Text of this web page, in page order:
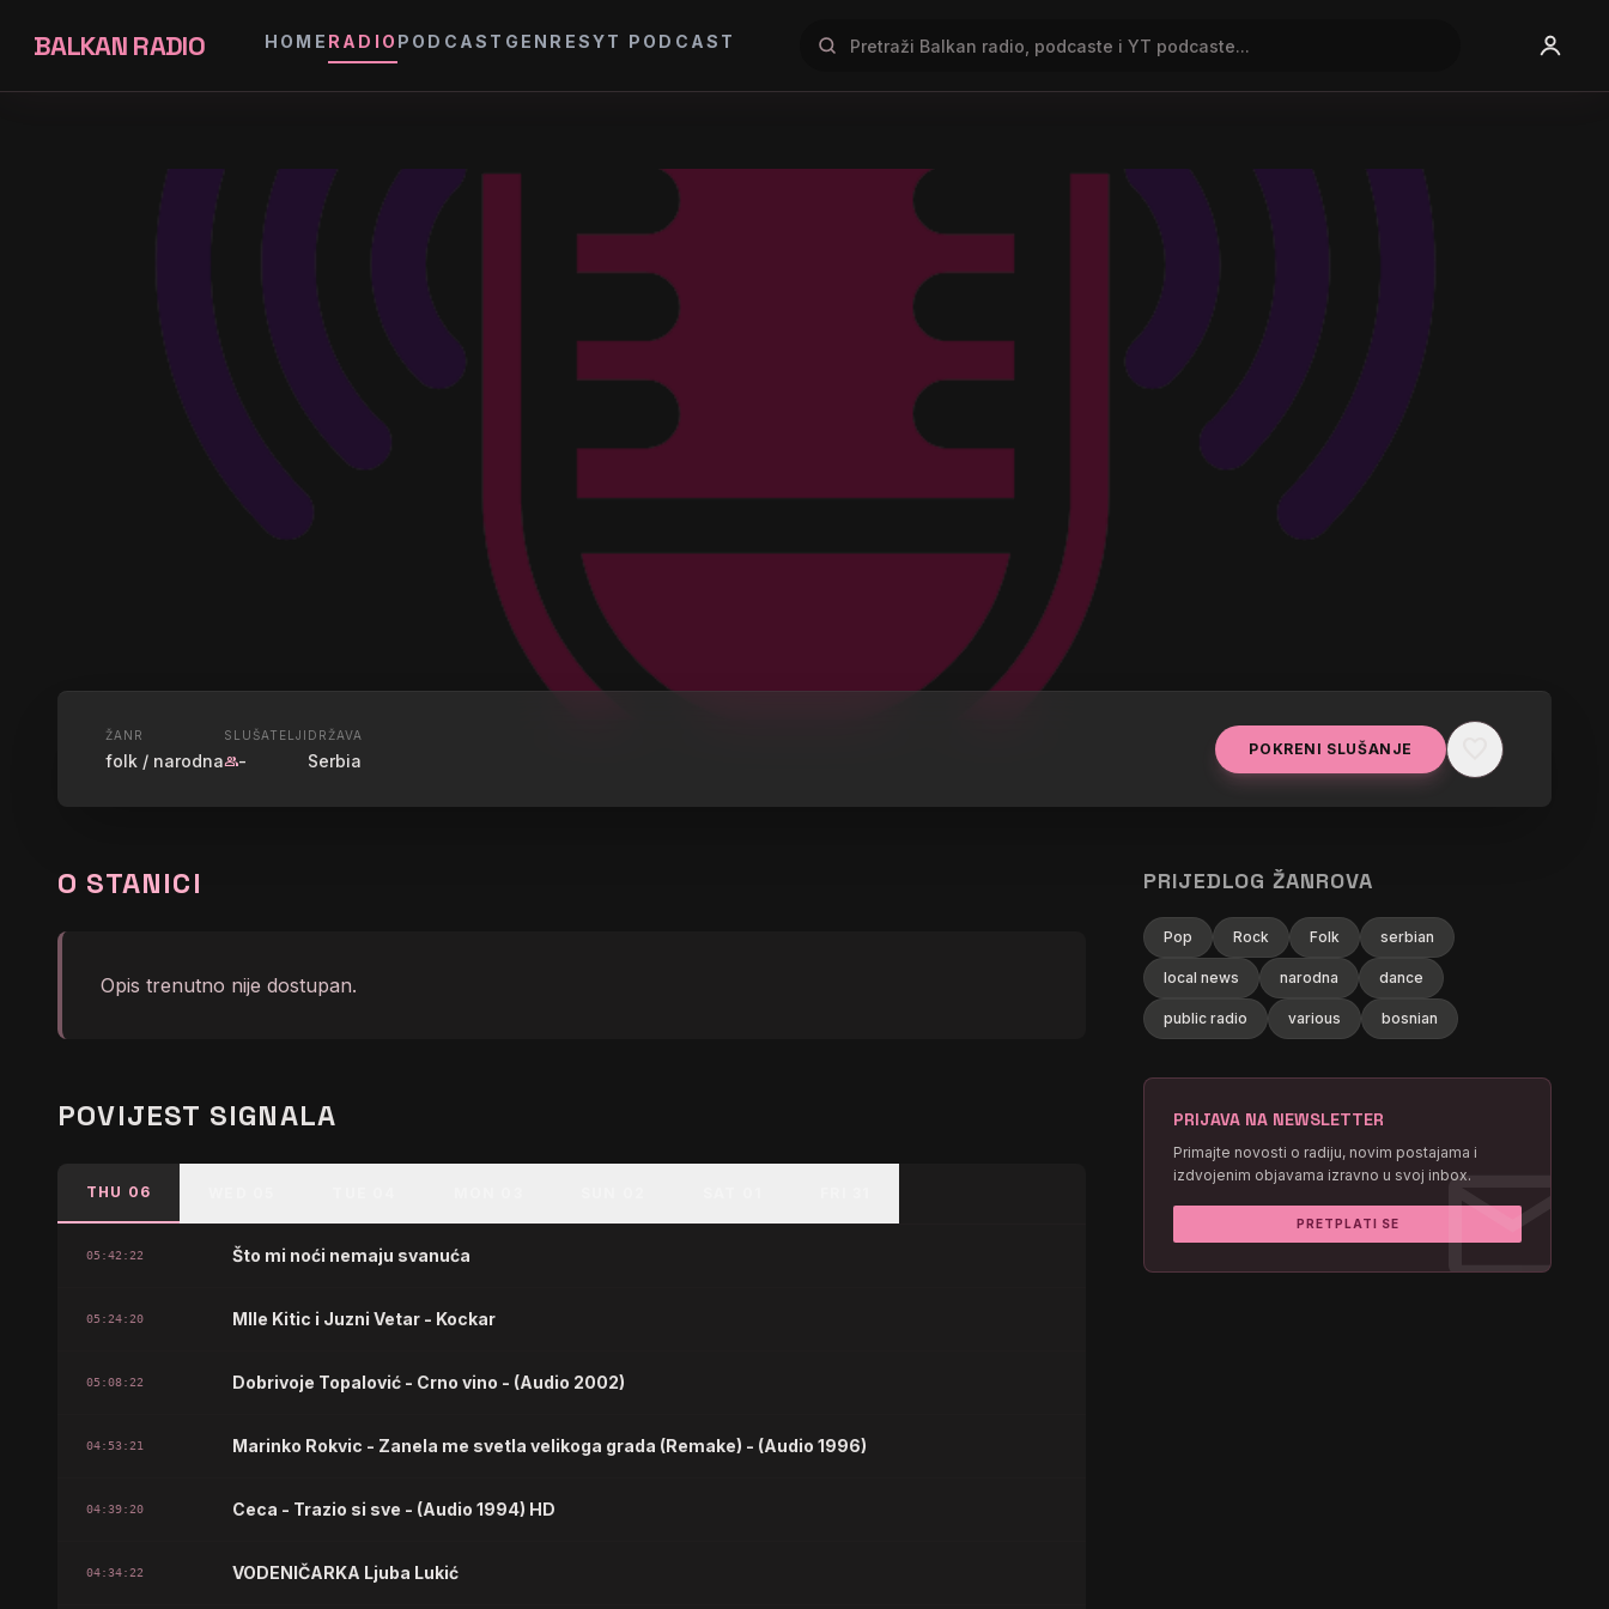
BALKAN RADIO HOME RADIO PODCAST GENRESYT PODCAST
UŽIVO
ŽANR
folk / narodna
SLUŠATELJI
group-
DRŽAVA
Serbia
POKRENI SLUŠANJE
O STANICI
Opis trenutno nije dostupan.
POVIJEST SIGNALA
THU 06
05:42:22 Što mi noći nemaju svanuća
05:24:20 MIle Kitic i Juzni Vetar - Kockar
05:08:22 Dobrivoje Topalović - Crno vino - (Audio 2002)
04:53:21 Marinko Rokvic - Zanela me svetla velikoga grada (Remake) - (Audio 1996)
04:39:20 Ceca - Trazio si sve - (Audio 1994) HD
04:34:22 VODENIČARKA Ljuba Lukić
PRIJEDLOG ŽANROVA
Pop Rock Folk serbian
local news narodna dance
public radio various bosnian
mail
PRIJAVA NA NEWSLETTER
Primajte novosti o radiju, novim postajama i
izdvojenim objavama izravno u svoj inbox.
PRETPLATI SE